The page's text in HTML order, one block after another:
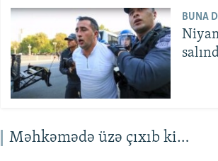
BUNA
Məhkəmədə üzə çıxıb ki…